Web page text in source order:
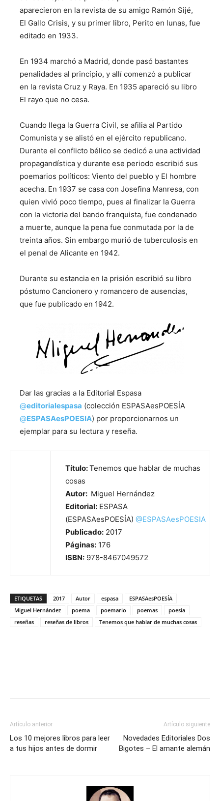
aparecieron en la revista de su amigo Ramón Sijé,
El Gallo Crisis, y su primer libro, Perito en lunas, fue
editado en 1933.
En 1934 marchó a Madrid, donde pasó bastantes
penalidades al principio, y allí comenzó a publicar
en la revista Cruz y Raya. En 1935 apareció su libro
El rayo que no cesa.
Cuando llega la Guerra Civil, se afilia al Partido
Comunista y se alistó en el ejército republicano.
Durante el conflicto bélico se dedicó a una actividad
propagandística y durante ese periodo escribió sus
poemarios políticos: Viento del pueblo y El hombre
acecha. En 1937 se casa con Josefina Manresa, con
quien vivió poco tiempo, pues al finalizar la Guerra
con la victoria del bando franquista, fue condenado
a muerte, aunque la pena fue conmutada por la de
treinta años. Sin embargo murió de tuberculosis en
el penal de Alicante en 1942.
Durante su estancia en la prisión escribió su libro
póstumo Cancionero y romancero de ausencias,
que fue publicado en 1942.
Dar las gracias a la Editorial Espasa
@editorialespasa (colección ESPASAesPOESÍA
@ESPASAesPOESIA) por proporcionarnos un
ejemplar para su lectura y reseña.
Título:Tenemos que hablar de muchas
cosas
Autor: Miguel Hernández
Editorial: ESPASA
(ESPASAesPOESÍA) @ESPASAesPOESIA
Publicado: 2017
Páginas: 176
ISBN: 978-8467049572
ETIQUETAS 2017 Autor espasa
ESPASAesPOESÍA
Miguel Hernández
poema poemario poemas
poesia
reseñas
reseñas de libros Tenemos que hablar de muchas cosas
Artículo anterior
Los 10 mejores libros para leer
a tus hijos antes de dormir
Artículo siguiente
Novedades Editoriales Dos
Bigotes – El amante alemán